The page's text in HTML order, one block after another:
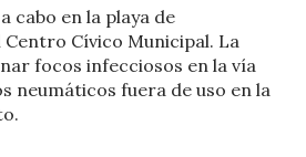
cabo en la playa de
Cívico Municipal. La
focos infecciosos en la vía
neumáticos fuera de uso en la